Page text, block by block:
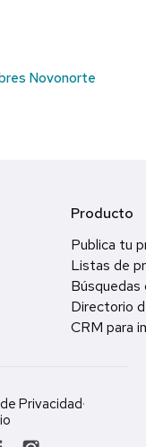
Novonorte
Producto
Publica tu
Listas de
Búsquedas
Directorio
CRM para
Privacidad·